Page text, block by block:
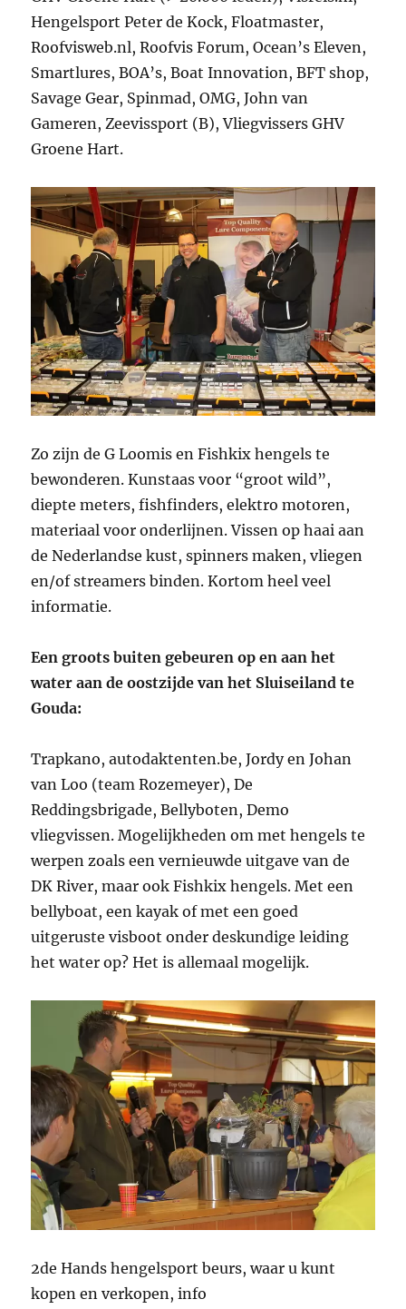
Hengelsport Peter de Kock, Floatmaster,
Roofvisweb.nl, Roofvis Forum, Ocean’s Eleven,
Smartlures, BOA’s, Boat Innovation, BFT shop,
Savage Gear, Spinmad, OMG, John van
Gameren, Zeevissport (B), Vliegvissers GHV
Groene Hart.
Zo zijn de G Loomis en Fishkix hengels te
bewonderen. Kunstaas voor “groot wild”,
diepte meters, fishfinders, elektro motoren,
materiaal voor onderlijnen. Vissen op haai aan
de Nederlandse kust, spinners maken, vliegen
en/of streamers binden. Kortom heel veel
informatie.
Een groots buiten gebeuren op en aan het
water aan de oostzijde van het Sluiseiland te
Gouda:
Trapkano, autodaktenten.be, Jordy en Johan
van Loo (team Rozemeyer), De
Reddingsbrigade, Bellyboten, Demo
vliegvissen. Mogelijkheden om met hengels te
werpen zoals een vernieuwde uitgave van de
DK River, maar ook Fishkix hengels. Met een
bellyboat, een kayak of met een goed
uitgeruste visboot onder deskundige leiding
het water op? Het is allemaal mogelijk.
2de Hands hengelsport beurs, waar u kunt
kopen en verkopen, info